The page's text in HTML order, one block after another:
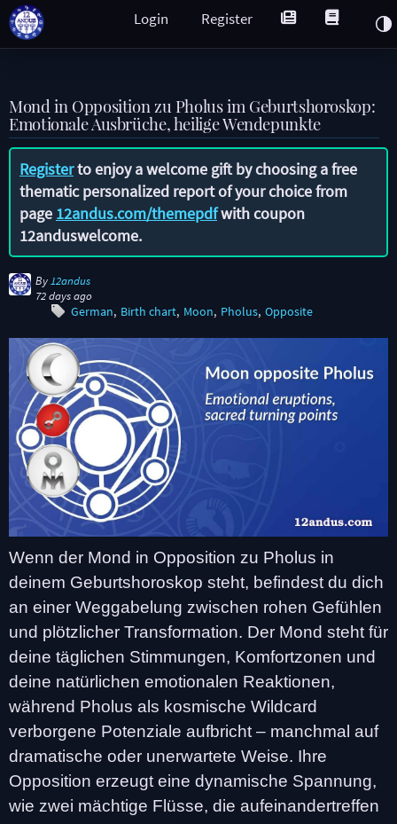
Register
Login
Mond in Opposition zu Pholus im Geburtshoroskop:
Emotionale Ausbrüche, heilige Wendepunkte
Registerto enjoy a welcome gift by choosing a free
thematic personalized report of your choice from
page 12andus.com/themepdfwith coupon
12anduswelcome.
By 12andus
72 days ago
German Birth chart Moon Pholus Opposite
Wenn der Mond in Opposition zu Pholus in
deinem Geburtshoroskop steht, befindest du dich
an einer Weggabelung zwischen rohen Gefühlen
und plötzlicher Transformation. Der Mond steht für
deine täglichen Stimmungen, Komfortzonen und
deine natürlichen emotionalen Reaktionen,
während Pholus als kosmische Wildcard
verborgene Potenziale aufbricht – manchmal auf
dramatische oder unerwartete Weise. Ihre
Opposition erzeugt eine dynamische Spannung,
wie zwei mächtige Flüsse, die aufeinandertreffen